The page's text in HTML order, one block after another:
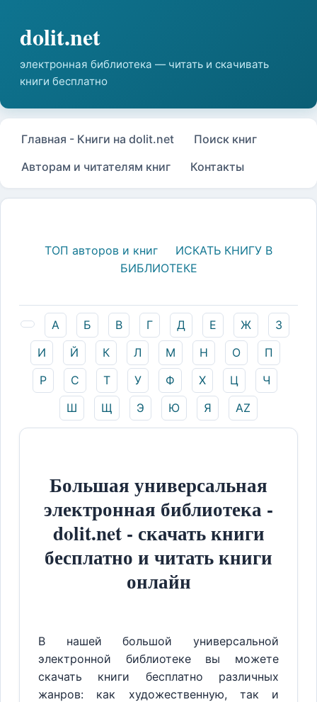
Главная - Книги на dolit.net
Поиск книг
Авторам и читателям книг
Контакты
ТОП авторов и книг
ИСКАТЬ КНИГУ В
БИБЛИОТЕКЕ
А Б В Г Д Е Ж
З
И
Й К Л М Н О
П
Р
С Т У Ф Х Ц
Ч
Ш
Щ Э Ю Я AZ
Большая универсальная
электронная библиотека -
dolit.net - скачать книги
бесплатно и читать книги
онлайн
В нашей большой универсальной
электронной библиотеке вы можете
скачать книги бесплатно различных
жанров: как художественную, так и